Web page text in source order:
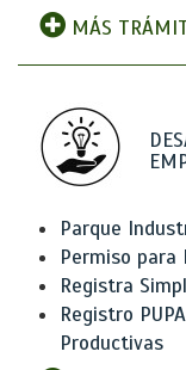
MÁS
Parque
Permiso para
Registra
Registro
Productivas